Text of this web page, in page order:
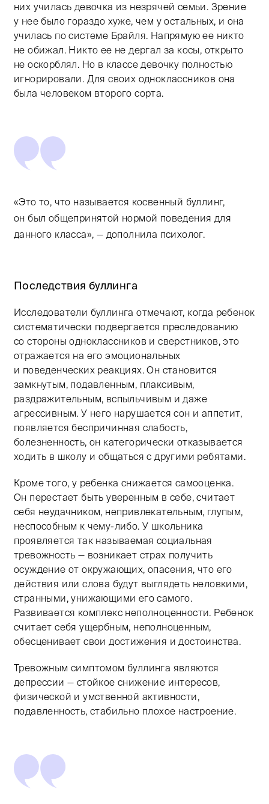
них училась девочка из незрячей семьи. Зрение
у нее было гораздо хуже, чем у остальных, и она
училась по системе Брайля. Напрямую ее никто
не обижал. Никто ее не дергал за косы, открыто
не оскорблял. Но в классе девочку полностью
игнорировали. Для своих одноклассников она
была человеком второго сорта.
«Это то, что называется косвенный буллинг,
он был общепринятой нормой поведения для
данного класса», — дополнила психолог.
Последствия буллинга
Исследователи буллинга отмечают, когда ребенок
систематически подвергается преследованию
со стороны одноклассников и сверстников, это
отражается на его эмоциональных
и поведенческих реакциях. Он становится
замкнутым, подавленным, плаксивым,
раздражительным, вспыльчивым и даже
агрессивным. У него нарушается сон и аппетит,
появляется беспричинная слабость,
болезненность, он категорически отказывается
ходить в школу и общаться с другими ребятами.
Кроме того, у ребенка снижается самооценка.
Он перестает быть уверенным в себе, считает
себя неудачником, непривлекательным, глупым,
неспособным к чему-либо. У школьника
проявляется так называемая социальная
тревожность — возникает страх получить
осуждение от окружающих, опасения, что его
действия или слова будут выглядеть неловкими,
странными, унижающими его самого.
Развивается комплекс неполноценности. Ребенок
считает себя ущербным, неполноценным,
обесценивает свои достижения и достоинства.
Тревожным симптомом буллинга являются
депрессии — стойкое снижение интересов,
физической и умственной активности,
подавленность, стабильно плохое настроение.